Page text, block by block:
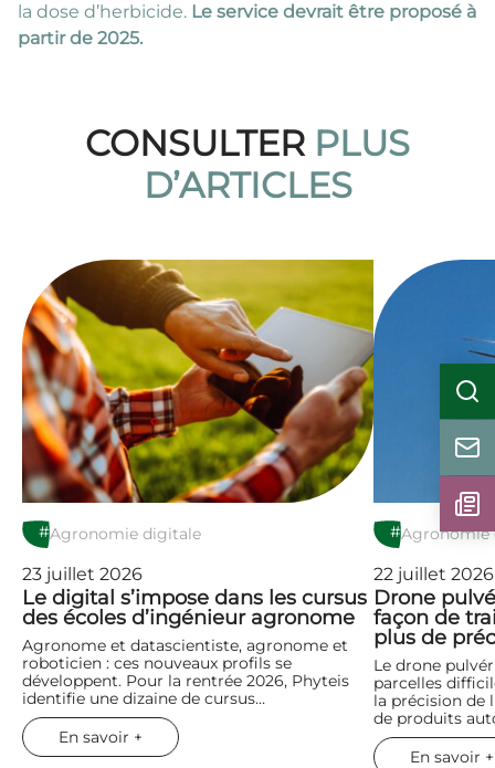
la dose d’herbicide. Le service devrait être proposé à
partir de 2025.
CONSULTER PLUS
D’ARTICLES
#Agronomie digitale
23 juillet 2026
Le digital s’impose dans les cursus
des écoles d’ingénieur agronome
Agronome et datascientiste, agronome et
roboticien : ces nouveaux profils se
développent. Pour la rentrée 2026, Phyteis
identifie une dizaine de cursus…
En savoir +
#Agronomie
22 juillet 2026
Drone
façon de
plus de
Le drone
parcelles
la précision de
de produits
En savoir +